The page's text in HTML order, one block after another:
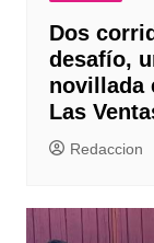
Dos
desafío,
novillada
Las
Redaccion